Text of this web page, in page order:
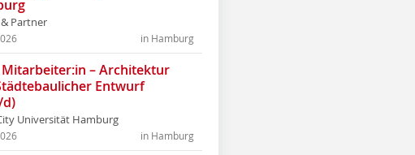
Partner
in Hamburg
Mitarbeiter:in – Architektur
Entwurf
Universität Hamburg
in Hamburg